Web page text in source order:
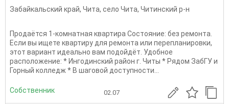
Забайкальский край, Чита, село Чита, Читинский р-н
Продаётся 1-комнатная квартира Состояние: без ремонта.
Если вы ищете квартиру для ремонта или перепланировки,
этот вариант идеально вам подойдёт. Удобное
расположение: * Ингодинский район г. Читы * Рядом ЗабГУ и
Горный колледж * В шаговой доступности...
Собственник 02.07